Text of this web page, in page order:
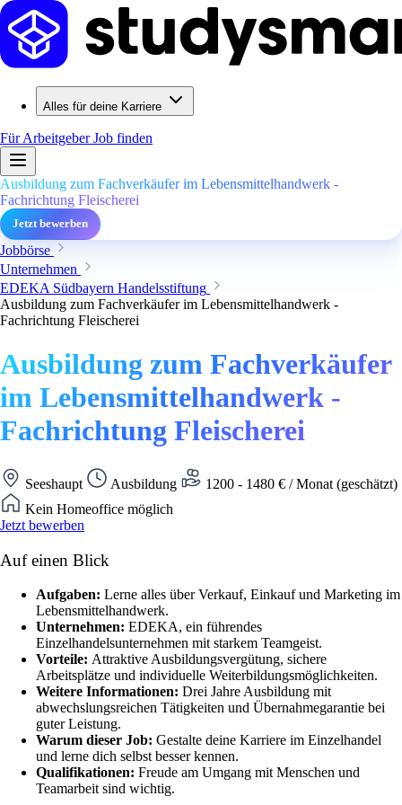
Alles für deine Karriere
Für ArbeitgeberJob finden
Ausbildung zum Fachverkäufer im Lebensmittelhandwerk -
Fachrichtung Fleischerei
Jetzt bewerben
Jobbörse
Unternehmen
EDEKA Südbayern Handelsstiftung
Ausbildung zum Fachverkäufer im Lebensmittelhandwerk -
Fachrichtung Fleischerei
Ausbildung zum Fachverkäufer
im Lebensmittelhandwerk -
Fachrichtung Fleischerei
Seeshaupt Ausbildung
1200 - 1480 € / Monat (geschätzt)
Kein Homeoffice möglich
Jetzt bewerben
Auf einen Blick
Aufgaben: Lerne alles über Verkauf, Einkauf und Marketing im
Lebensmittelhandwerk.
Unternehmen: EDEKA, ein führendes
Einzelhandelsunternehmen mit starkem Teamgeist.
Vorteile: Attraktive Ausbildungsvergütung, sichere
Arbeitsplätze und individuelle Weiterbildungsmöglichkeiten.
Weitere Informationen: Drei Jahre Ausbildung mit
abwechslungsreichen Tätigkeiten und Übernahmegarantie bei
guter Leistung.
Warum dieser Job: Gestalte deine Karriere im Einzelhandel
und lerne dich selbst besser kennen.
Qualifikationen: Freude am Umgang mit Menschen und
Teamarbeit sind wichtig.